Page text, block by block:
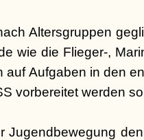
Altersgruppen
wie die Flieger-,
auf Aufgaben in den
vorbereitet werden
Jugendbewegung